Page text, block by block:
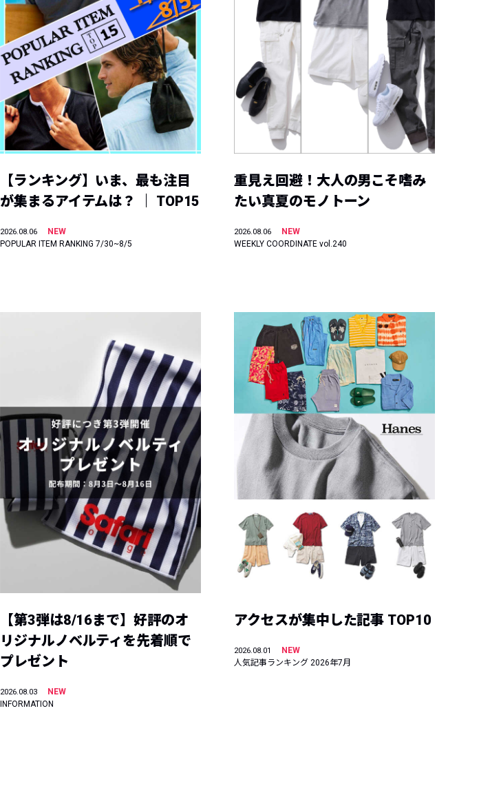
【ランキング】いま、最も注目
が集まるアイテムは？ ｜ TOP15
2026.08.06
NEW
POPULAR ITEM RANKING 7/30~8/5
重見え回避！大人の男こそ嗜み
たい真夏のモノトーン
2026.08.06
NEW
WEEKLY COORDINATE vol.240
【第3弾は8/16まで】好評のオ
リジナルノベルティを先着順で
プレゼント
2026.08.03
NEW
INFORMATION
アクセスが集中した記事 TOP10
2026.08.01
NEW
人気記事ランキング 2026年7月